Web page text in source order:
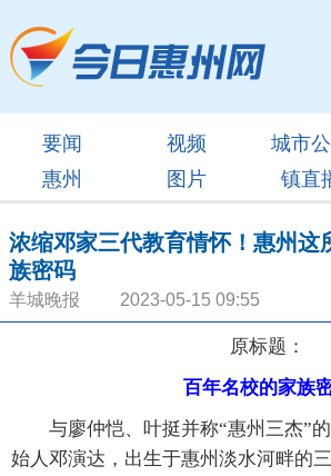
要闻 视频 城市
惠州
图片 镇直
浓缩邓家三代教育情怀！惠州这
族密码
羊城晚报 2023-05-15 09:55
原标题：
百年名校的家族
与廖仲恺、叶挺并称“惠州三杰”的
始人邓演达，出生于惠州淡水河畔的